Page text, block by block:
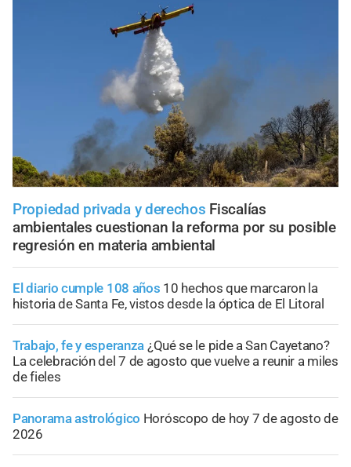
Propiedad privada y derechos Fiscalías
ambientales cuestionan la reforma por su posible
regresión en materia ambiental
El diario cumple 108 años 10 hechos que marcaron la
historia de Santa Fe, vistos desde la óptica de El Litoral
Trabajo, fe y esperanza ¿Qué se le pide a San Cayetano?
La celebración del 7 de agosto que vuelve a reunir a miles
de fieles
Panorama astrológico Horóscopo de hoy 7 de agosto de
2026